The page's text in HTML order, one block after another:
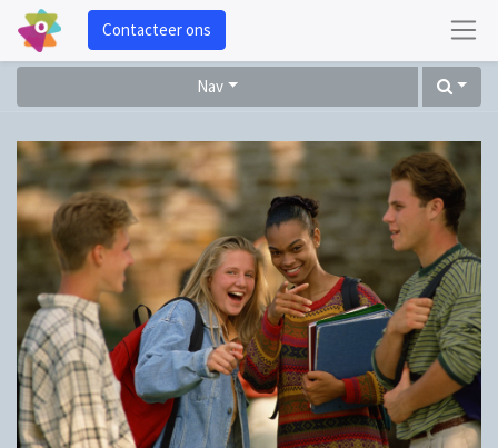
Contacteer ons
Nav